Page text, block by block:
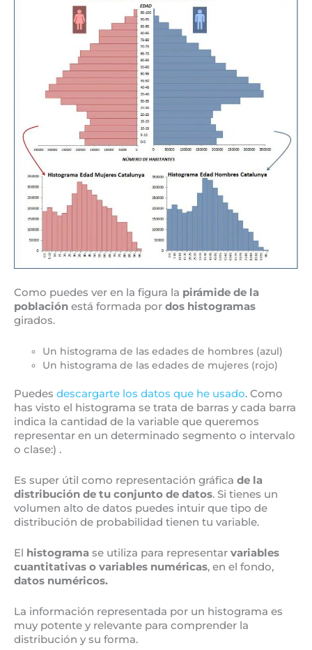
Como puedes ver en la figura la pirámide de la
población está formada por dos histogramas
girados.
Un histograma de las edades de hombres (azul)
Un histograma de las edades de mujeres (rojo)
Puedes descargarte los datos que he usado. Como
has visto el histograma se trata de barras y cada barra
indica la cantidad de la variable que queremos
representar en un determinado segmento o intervalo
o clase:) .
Es super útil como representación gráfica de la
distribución de tu conjunto de datos. Si tienes un
volumen alto de datos puedes intuir que tipo de
distribución de probabilidad tienen tu variable.
El histograma se utiliza para representar variables
cuantitativas o variables numéricas, en el fondo,
datos numéricos.
La información representada por un histograma es
muy potente y relevante para comprender la
distribución y su forma.